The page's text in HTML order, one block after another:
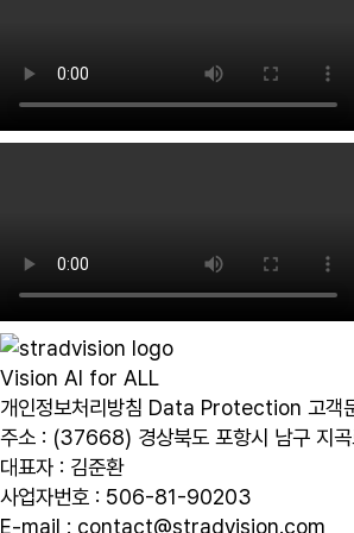
Vision AI for ALL
개인정보처리방침 Data Protection 고객
주소 : (37668) 경상북도 포항시 남구 지
대표자 : 김준환
사업자번호 : 506-81-90203
E-mail : contact@stradvision.com